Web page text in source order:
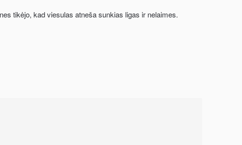
tikėjo, kad viesulas atneša sunkias ligas ir nelaimes.